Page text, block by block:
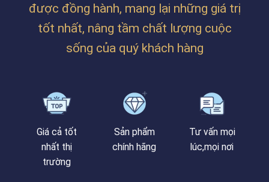
TẠI
BÁ
VÀNH
được đồng hành, mang lại những giá trị
tốt nhất, nâng tầm chất lượng cuộc
sống của quý khách hàng
Giá cả tốt
nhất thị
trường
Sản phẩm
chính hãng
Tư vấn mọi
lúc,mọi nơi